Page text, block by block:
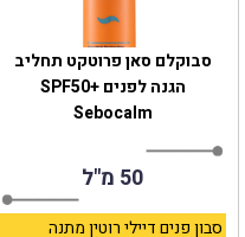
סבוקלם סאן פרוטקט תחליב
הגנה לפנים SPF50+
Sebocalm
50 מ"ל
סבון פנים דיילי רוטין מתנה